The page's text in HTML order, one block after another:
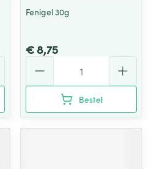
Fenigel 30g
€ 8,75
Bestel